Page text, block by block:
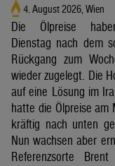
4. August 2026, Wien
Die Ölpreise
Dienstag nach dem
Rückgang zum
wieder zugelegt. Die
auf eine Lösung im
hatte die Ölpreise am
kräftig nach unten
Nun wachsen aber
Referenzsorte